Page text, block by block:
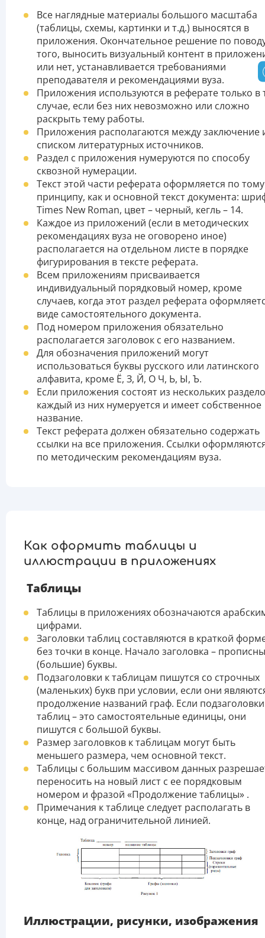
Все наглядные материалы большого масштаба
(таблицы, схемы, картинки и т.д.) выносятся в
приложения. Окончательное решение по
того, выносить визуальный контент в
или нет, устанавливается требованиями
преподавателя и рекомендациями вуза.
Приложения используются в реферате только в
случае, если без них невозможно или сложно
раскрыть тему работы.
Приложения располагаются между заключение
списком литературных источников.
Раздел с приложения нумеруются по способу
сквозной нумерации.
Текст этой части реферата оформляется по
принципу, как и основной текст документа:
Times New Roman, цвет – черный, кегль – 14.
Каждое из приложений (если в методических
рекомендациях вуза не оговорено иное)
располагается на отдельном листе в порядке
фигурирования в тексте реферата.
Всем приложениям присваивается
индивидуальный порядковый номер, кроме
случаев, когда этот раздел реферата
виде самостоятельного документа.
Под номером приложения обязательно
располагается заголовок с его названием.
Для обозначения приложений могут
использоваться буквы русского или латинского
алфавита, кроме Ё, З, Й, О Ч, Ь, Ы, Ъ.
Если приложения состоят из нескольких
каждый из них нумеруется и имеет собственное
название.
Текст реферата должен обязательно содержать
ссылки на все приложения. Ссылки
по методическим рекомендациям вуза.
Как оформить таблицы и
иллюстрации в приложениях
Таблицы
Таблицы в приложениях обозначаются
цифрами.
Заголовки таблиц составляются в краткой
без точки в конце. Начало заголовка –
(большие) буквы.
Подзаголовки к таблицам пишутся со строчных
(маленьких) букв при условии, если они
продолжение названий граф. Если подзаголовки
таблиц – это самостоятельные единицы, они
пишутся с большой буквы.
Размер заголовков к таблицам могут быть
меньшего размера, чем основной текст.
Таблицы с большим массивом данных
переносить на новый лист с ее порядковым
номером и фразой «Продолжение таблицы» .
Примечания к таблице следует располагать в
конце, над ограничительной линией.
Иллюстрации, рисунки, изображения